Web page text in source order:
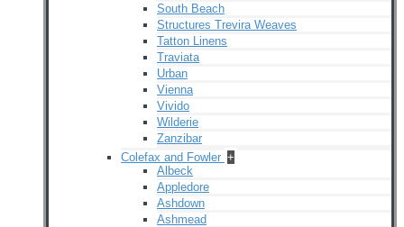
South Beach
Structures Trevira Weaves
Tatton Linens
Traviata
Urban
Vienna
Vivido
Wilderie
Zanzibar
Colefax and Fowler +
Albeck
Appledore
Ashdown
Ashmead